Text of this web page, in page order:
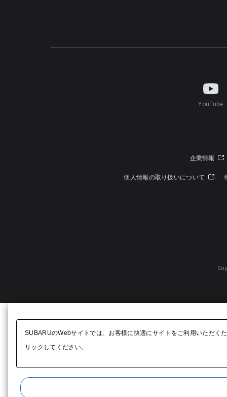
YouTube
企業情報
個人情報の取り扱いについて
SUBARUのWebサイトでは、お客様に快適にサイトをご利用いただく
リックしてください。​